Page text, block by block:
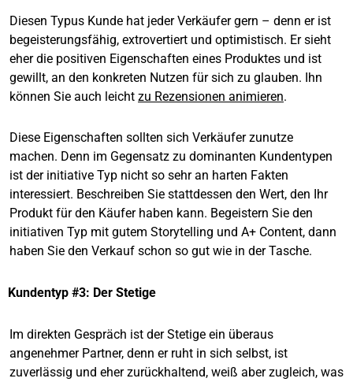
Diesen Typus Kunde hat jeder Verkäufer gern – denn er ist
begeisterungsfähig, extrovertiert und optimistisch. Er sieht
eher die positiven Eigenschaften eines Produktes und ist
gewillt, an den konkreten Nutzen für sich zu glauben. Ihn
können Sie auch leicht zu Rezensionen animieren.
Diese Eigenschaften sollten sich Verkäufer zunutze
machen. Denn im Gegensatz zu dominanten Kundentypen
ist der initiative Typ nicht so sehr an harten Fakten
interessiert. Beschreiben Sie stattdessen den Wert, den Ihr
Produkt für den Käufer haben kann. Begeistern Sie den
initiativen Typ mit gutem Storytelling und A+ Content, dann
haben Sie den Verkauf schon so gut wie in der Tasche.
Kundentyp #3: Der Stetige
Im direkten Gespräch ist der Stetige ein überaus
angenehmer Partner, denn er ruht in sich selbst, ist
zuverlässig und eher zurückhaltend, weiß aber zugleich, was